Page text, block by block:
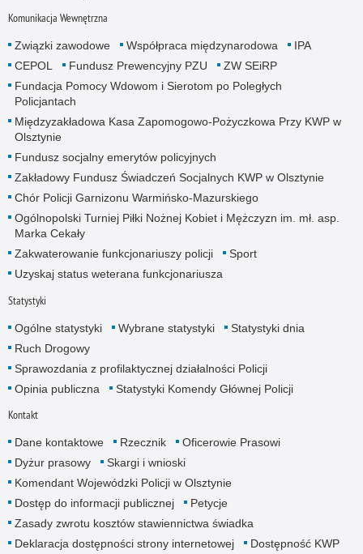
Komunikacja Wewnętrzna
Związki zawodowe Współpraca międzynarodowa
IPA
CEPOL
Fundusz Prewencyjny PZU
ZW SEiRP
Fundacja Pomocy Wdowom i Sierotom po Poległych
Policjantach
Międzyzakładowa Kasa Zapomogowo-Pożyczkowa Przy KWP w
Olsztynie
Fundusz socjalny emerytów policyjnych
Zakładowy Fundusz Świadczeń Socjalnych KWP w Olsztynie
Chór Policji Garnizonu Warmińsko-Mazurskiego
Ogólnopolski Turniej Piłki Nożnej Kobiet i Mężczyzn im. mł. asp.
Marka Cekały
Zakwaterowanie funkcjonariuszy policji
Sport
Uzyskaj status weterana funkcjonariusza
Statystyki
Ogólne statystyki Wybrane statystyki
Statystyki dnia
Ruch Drogowy
Sprawozdania z profilaktycznej działalności Policji
Opinia publiczna
Statystyki Komendy Głównej Policji
Kontakt
Dane kontaktowe Rzecznik
Oficerowie Prasowi
Dyżur prasowy
Skargi i wnioski
Komendant Wojewódzki Policji w Olsztynie
Dostęp do informacji publicznej
Petycje
Zasady zwrotu kosztów stawiennictwa świadka
Deklaracja dostępności strony internetowej
Dostępność KWP